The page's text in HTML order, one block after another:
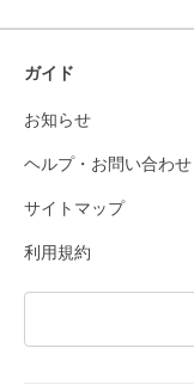
ガイド
お知らせ
ヘルプ・お問い合わせ
サイトマップ
利用規約